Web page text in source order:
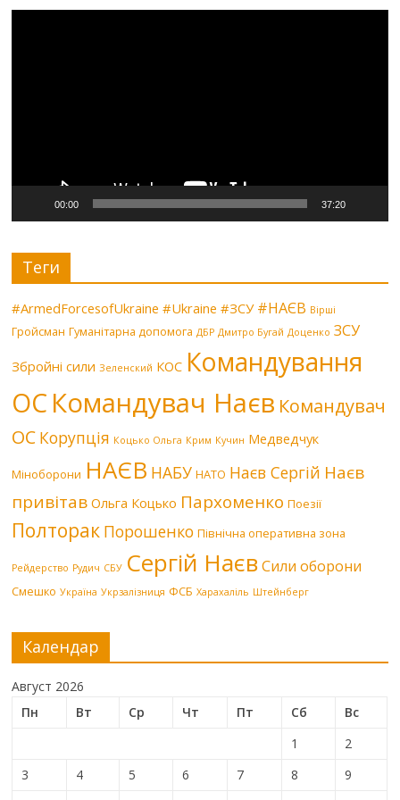
00:00 37:20
Теги
#ArmedForcesofUkraine #Ukraine #ЗСУ #НАЄВ Вірші
Гройсман Гуманітарна допомога ДБР Дмитро Бугай Доценко ЗСУ
Збройні сили Зеленский КОС Командування
ОС Командувач Наєв Командувач
ОС Корупція Коцько Ольга Крим Кучин Медведчук
Міноборони НАЄВ НАБУ НАТО Наєв Сергій Наєв
привітав Ольга Коцько Пархоменко Поезії
Полторак Порошенко Північна оперативна зона
Рейдерство Рудич СБУ Сергій Наєв Сили оборони
Смешко Україна Укрзалізниця ФСБ Харахаліль Штейнберг
Календар
Август 2026
Пн
Вт Ср Чт Пт Сб
Вс
1
2
3
4 5 6 7 8
9